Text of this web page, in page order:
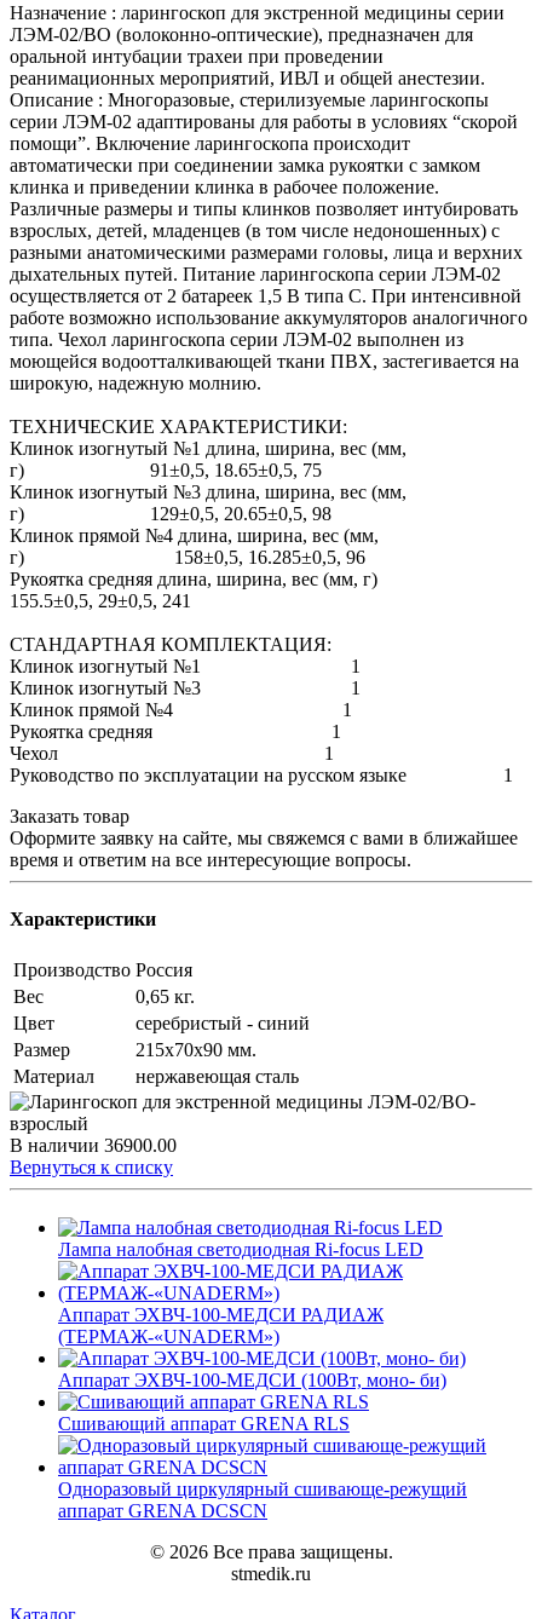
Назначение : ларингоскоп для экстренной медицины серии
ЛЭМ-02/ВО (волоконно-оптические), предназначен для
оральной интубации трахеи при проведении
реанимационных мероприятий, ИВЛ и общей анестезии.
Описание : Многоразовые, стерилизуемые ларингоскопы
серии ЛЭМ-02 адаптированы для работы в условиях “скорой
помощи”. Включение ларингоскопа происходит
автоматически при соединении замка рукоятки с замком
клинка и приведении клинка в рабочее положение.
Различные размеры и типы клинков позволяет интубировать
взрослых, детей, младенцев (в том числе недоношенных) с
разными анатомическими размерами головы, лица и верхних
дыхательных путей. Питание ларингоскопа серии ЛЭМ-02
осуществляется от 2 батареек 1,5 В типа С. При интенсивной
работе возможно использование аккумуляторов аналогичного
типа. Чехол ларингоскопа серии ЛЭМ-02 выполнен из
моющейся водоотталкивающей ткани ПВХ, застегивается на
широкую, надежную молнию.
ТЕХНИЧЕСКИЕ ХАРАКТЕРИСТИКИ:
Клинок изогнутый №1 длина, ширина, вес (мм,
г) 91±0,5, 18.65±0,5, 75
Клинок изогнутый №3 длина, ширина, вес (мм,
г) 129±0,5, 20.65±0,5, 98
Клинок прямой №4 длина, ширина, вес (мм,
г) 158±0,5, 16.285±0,5, 96
Рукоятка средняя длина, ширина, вес (мм, г)
155.5±0,5, 29±0,5, 241
СТАНДАРТНАЯ КОМПЛЕКТАЦИЯ:
Клинок изогнутый №1 1
Клинок изогнутый №3 1
Клинок прямой №4 1
Рукоятка средняя 1
Чехол 1
Руководство по эксплуатации на русском языке 1
Заказать товар
Оформите заявку на сайте, мы свяжемся с вами в ближайшее
время и ответим на все интересующие вопросы.
Характеристики
Производство Россия
Вес
0,65 кг.
Цвет
серебристый - синий
Размер
215х70х90 мм.
Материал
нержавеющая сталь
В наличии 36900.00
Вернуться к списку
Лампа налобная светодиодная Ri-focus LED
Аппарат ЭХВЧ-100-МЕДСИ РАДИАЖ
(ТЕРМАЖ-«UNADERM»)
Аппарат ЭХВЧ-100-МЕДСИ (100Вт, моно- би)
Сшивающий аппарат GRENA RLS
Одноразовый циркулярный сшивающе-режущий
аппарат GRENA DCSCN
© 2026 Все права защищены.
stmedik.ru
Каталог